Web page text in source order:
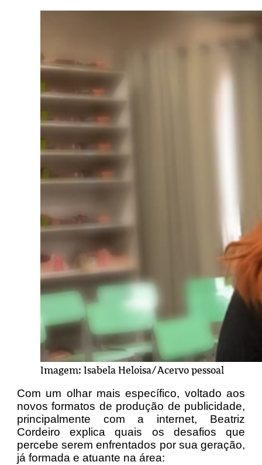
Imagem: Isabela Heloisa/Acervo pessoal
Com um olhar mais específico, voltado aos
novos formatos de produção de publicidade,
principalmente com a internet, Beatriz
Cordeiro explica quais os desafios que
percebe serem enfrentados por sua geração,
já formada e atuante na área: